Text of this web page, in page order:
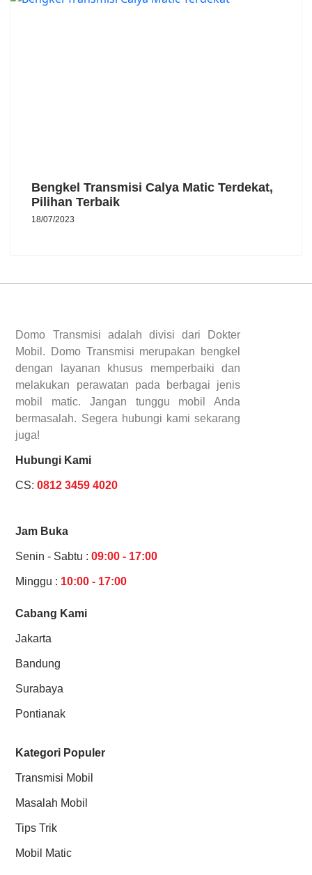
Bengkel Transmisi Calya Matic Terdekat,
Pilihan Terbaik
18/07/2023
Domo Transmisi adalah divisi dari Dokter
Mobil. Domo Transmisi merupakan bengkel
dengan layanan khusus memperbaiki dan
melakukan perawatan pada berbagai jenis
mobil matic. Jangan tunggu mobil Anda
bermasalah. Segera hubungi kami sekarang
juga!
Hubungi Kami
CS:0812 3459 4020
Jam Buka
Senin - Sabtu :09:00 - 17:00
Minggu : 10:00 - 17:00
Cabang Kami
Jakarta
Bandung
Surabaya
Pontianak
Kategori Populer
Transmisi Mobil
Masalah Mobil
Tips Trik
Mobil Matic